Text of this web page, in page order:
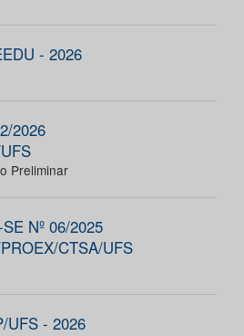
- 2026
2026
Preliminar
Nº 06/2025
CTSA/UFS
UFS - 2026